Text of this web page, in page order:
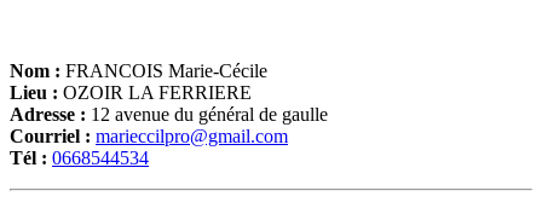
Nom : FRANCOIS Marie-Cécile
Lieu : OZOIR LA FERRIERE
Adresse : 12 avenue du général de gaulle
Courriel : marieccilpro@gmail.com
Tél : 0668544534